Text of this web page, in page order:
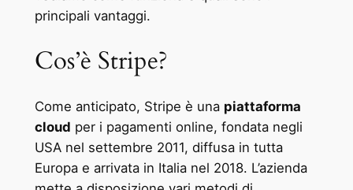
principali vantaggi.
Cos’è Stripe?
Come anticipato, Stripe è una piattaforma
cloud per i pagamenti online, fondata negli
USA nel settembre 2011, diffusa in tutta
Europa e arrivata in Italia nel 2018. L’azienda